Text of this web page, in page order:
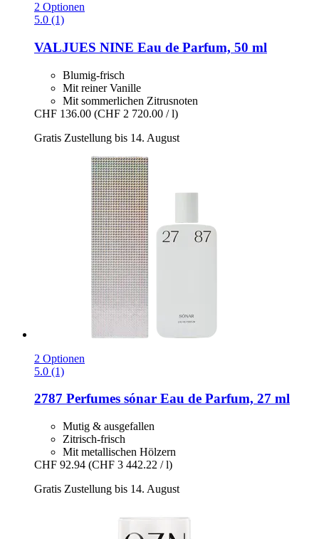
2 Optionen
5.0 (1)
VALJUES NINE Eau de Parfum, 50 ml
Blumig-frisch
Mit reiner Vanille
Mit sommerlichen Zitrusnoten
CHF 136.00 (CHF 2 720.00 / l)
Gratis Zustellung bis 14. August
2 Optionen
5.0 (1)
2787 Perfumes sónar Eau de Parfum, 27 ml
Mutig & ausgefallen
Zitrisch-frisch
Mit metallischen Hölzern
CHF 92.94 (CHF 3 442.22 / l)
Gratis Zustellung bis 14. August